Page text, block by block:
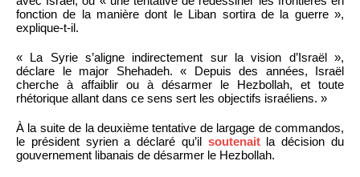
fonction de la manière dont le Liban sortira de la guerre »,
explique-t-il.
« La Syrie s’aligne indirectement sur la vision d’Israël »,
déclare le major Shehadeh. « Depuis des années, Israël
cherche à affaiblir ou à désarmer le Hezbollah, et toute
rhétorique allant dans ce sens sert les objectifs israéliens. »
À la suite de la deuxième tentative de largage de commandos,
le président syrien a déclaré qu’il soutenaitla décision du
gouvernement libanais de désarmer le Hezbollah.